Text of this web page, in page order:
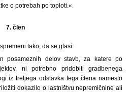
o potrebah po toploti.«.
7. člen
tako, da se glasi:
posameznih delov stavb, za katere po
ni potrebno pridobiti gradbenega
iz tretjega odstavka tega člena namesto
dokazilo o lastništvu nepremičnine ali